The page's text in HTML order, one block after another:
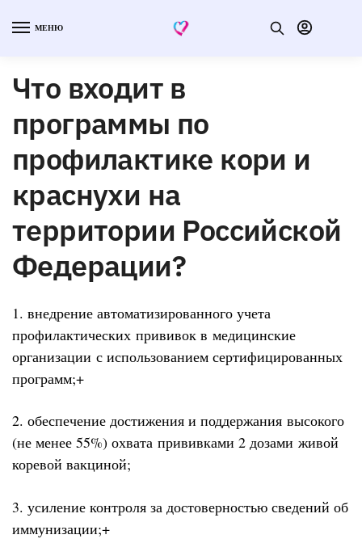
МЕНЮ
Что входит в
программы по
профилактике кори и
краснухи на
территории Российской
Федерации?
1. внедрение автоматизированного учета
профилактических прививок в медицинские
организации с использованием сертифицированных
программ;+
2. обеспечение достижения и поддержания высокого
(не менее 55%) охвата прививками 2 дозами живой
коревой вакциной;
3. усиление контроля за достоверностью сведений об
иммунизации;+